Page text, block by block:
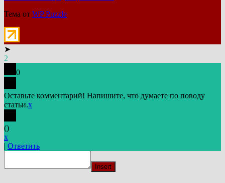
Тема от WP Puzzle
➤
2
0
Оставьте комментарий! Напишите, что думаете по поводу
статьи.x
()
x
| Ответить
Insert